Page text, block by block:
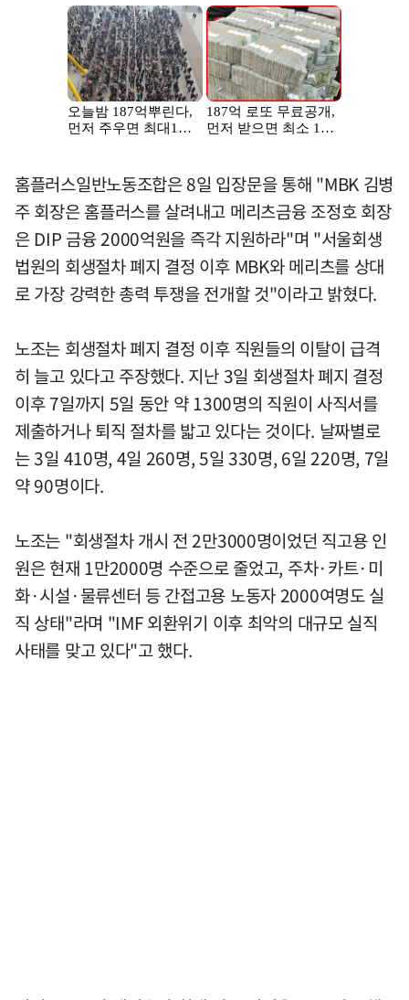
홈플러스일반노동조합은 8일 입장문을 통해 "MBK 김병
주 회장은 홈플러스를 살려내고 메리츠금융 조정호 회장
은 DIP 금융 2000억원을 즉각 지원하라"며 "서울회생
법원의 회생절차 폐지 결정 이후 MBK와 메리츠를 상대
로 가장 강력한 총력 투쟁을 전개할 것"이라고 밝혔다.
노조는 회생절차 폐지 결정 이후 직원들의 이탈이 급격
히 늘고 있다고 주장했다. 지난 3일 회생절차 폐지 결정
이후 7일까지 5일 동안 약 1300명의 직원이 사직서를
제출하거나 퇴직 절차를 밟고 있다는 것이다. 날짜별로
는 3일 410명, 4일 260명, 5일 330명, 6일 220명, 7일
약 90명이다.
노조는 "회생절차 개시 전 2만3000명이었던 직고용 인
원은 현재 1만2000명 수준으로 줄었고, 주차·카트·미
화·시설·물류센터 등 간접고용 노동자 2000여명도 실
직 상태"라며 "IMF 외환위기 이후 최악의 대규모 실직
사태를 맞고 있다"고 했다.